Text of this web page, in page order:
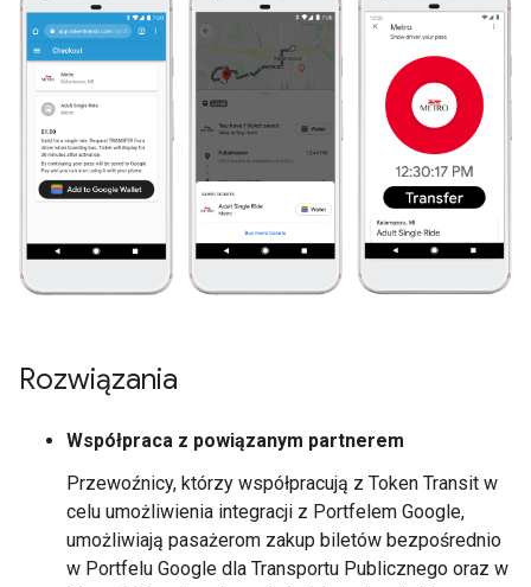
Rozwiązania
Współpraca z powiązanym partnerem
Przewoźnicy, którzy współpracują z Token Transit w
celu umożliwienia integracji z Portfelem Google,
umożliwiają pasażerom zakup biletów bezpośrednio
w Portfelu Google dla Transportu Publicznego oraz w